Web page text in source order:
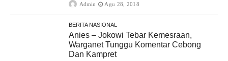
Admin Agu 28, 2018
BERITA NASIONAL
Anies – Jokowi Tebar Kemesraan,
Warganet Tunggu Komentar Cebong
Dan Kampret